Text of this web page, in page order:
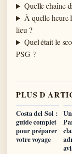
Quelle chaîne
À quelle heure
lieu ?
Quel était le
PSG ?
PLUS D
Costa del Sol :
guide complet
pour préparer
votre voyage